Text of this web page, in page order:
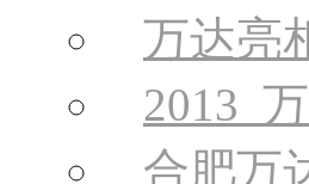
万达亮
2013
合肥万